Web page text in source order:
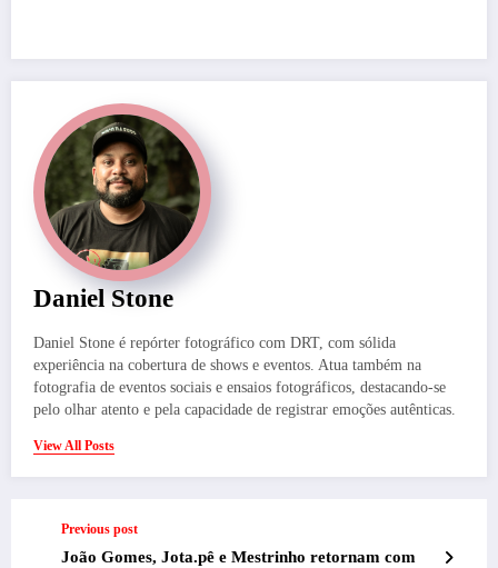
Daniel Stone
Daniel Stone é repórter fotográfico com DRT, com sólida
experiência na cobertura de shows e eventos. Atua também na
fotografia de eventos sociais e ensaios fotográficos, destacando-se
pelo olhar atento e pela capacidade de registrar emoções autênticas.
View All Posts
Previous post
João Gomes, Jota.pê e Mestrinho retornam com